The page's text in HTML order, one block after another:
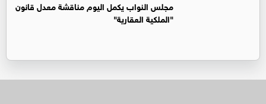
مجلس النواب يكمل اليوم مناقشة معدل قانون
"الملكية العقارية"